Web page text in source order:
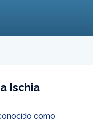
Ischia
como